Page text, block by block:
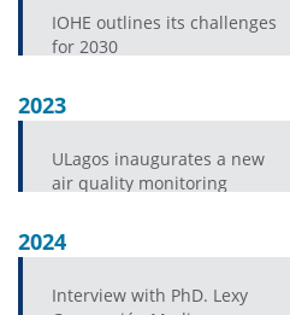
Academic Forum
IOHE outlines its challenges
for 2030
2023
ULagos inaugurates a new
air quality monitoring
2024
Interview with PhD. Lexy